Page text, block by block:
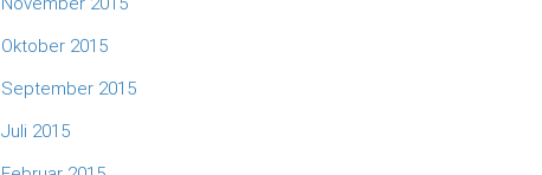
Oktober 2015
September 2015
Juli 2015